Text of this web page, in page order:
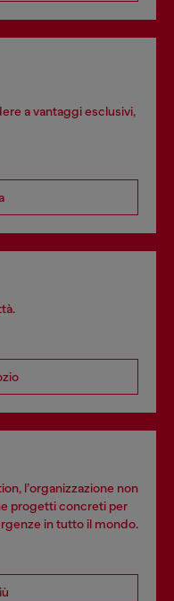
a vantaggi esclusivi,
l’organizzazione non
progetti concreti per
in tutto il mondo.